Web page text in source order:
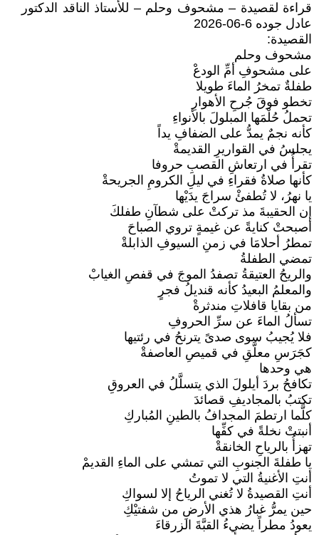
قراءة لقصيدة – مشحوف وحلم – للأستاذ الناقد الدكتور
عادل جوده 6-06-2026
القصيدة:
مشحوف وحلم
على مشحوفِ أمِّ الودعْ
طفلةٌ تمخرُ الماءَ طويلا
تخطو فوقَ جُرحِ الأهوارِ
تحملُ حُلْمَها المبلولَ بالأنواءِ
كأنه نجمٌ يمدُّ على الضفافِ يداً
يجلسُ في القواريرِ القديمةْ
تقرأُ في ارتعاشِ القصبِ حروفا
كأنها صلاةُ فقراءِ في ليلِ الكرومِ الجريحةْ
يا نهرُ، لا تُطفئْ سراجَ يدَيْها
إن الحقيبةَ مذ تركتْ على شطآنِ طفلكَ
أصبحتْ كنايةً عن غيمةٍ تروي الصباحَ
تمطرُ أحلامَا في زمنِ السيوفِ الذابلةْ
تمضي الطفلةُ
والريحُ العتيقةُ تصفدُ الموجَ في قفصِ الغيابْ
والمعلمُ البعيدُ كأنه قنديلُ فجرٍ
من بقايا قافلاتِ مندثرةْ
تسألُ الماءَ عن سرِّ الحروفِ
فلا يُجيبُ سوى صدىً يترنحُ في رئتيها
كجَرَسِ معلَّقِ في قميصِ العاصفةْ
هي وحدها
تكافحُ بردَ أيلولَ الذي يتسلَّلُ في العروقِ
تكتبُ بالمجاديفِ قصائدَ
كلَّما ارتطمَ المجدافُ بالطينِ المُباركِ
أنبتتْ نخلةً في كفِّها
تهزأُ بالرياحِ الخانقةْ
يا طفلةَ الجنوبِ التي تمشي على الماءِ القديمْ
أنتِ الأغنيةُ التي لا تموتُ
أنتِ القصيدةُ لا تُغني الرياحُ إلا لسواكِ
حين يمرُّ غبارُ هذي الأرضِ من شفتيْكِ
يعودُ مطراً يضيءُ القبَّةَ الزرقاءَ